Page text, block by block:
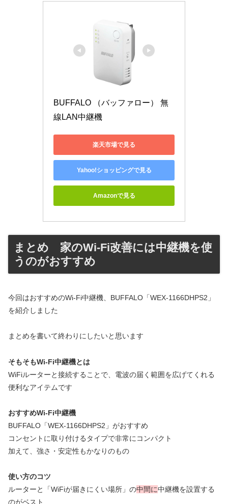
BUFFALO （バッファロー） 無
線LAN中継機
楽天市場で見る
Yahoo!ショッピングで見る
Amazonで見る
まとめ 家のWi-Fi改善には中継機を使
うのがおすすめ
今回はおすすめのWi-Fi中継機、BUFFALO「WEX-1166DHPS2」
を紹介しました
まとめを書いて終わりにしたいと思います
そもそもWi-Fi中継機とは
WiFiルーターと接続することで、電波の届く範囲を広げてくれる
便利なアイテムです
おすすめWi-Fi中継機
BUFFALO「WEX-1166DHPS2」がおすすめ
コンセントに取り付けるタイプで非常にコンパクト
加えて、強さ・安定性もかなりのもの
使い方のコツ
ルーターと「WiFiが届きにくい場所」の中間に中継機を設置する
のがベスト